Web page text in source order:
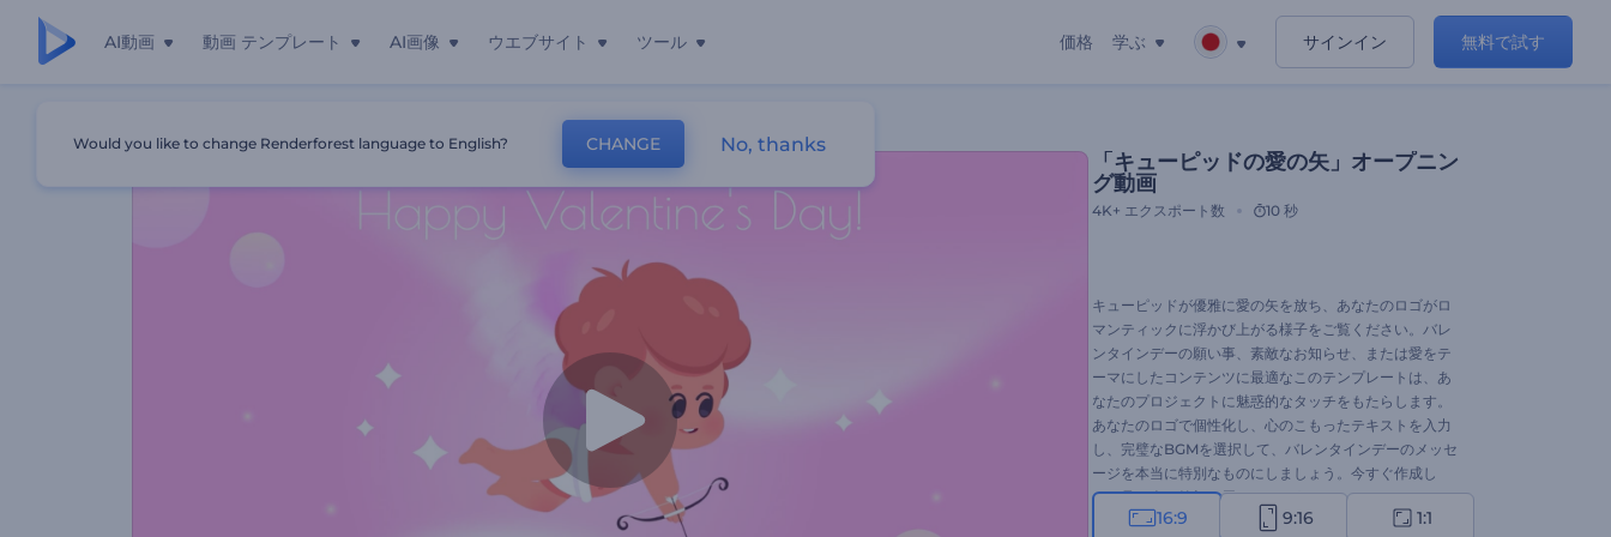
AI動画 動画 テンプレート AI画像 ウエブサイト ツール 価格 学ぶ サインイン 無料で試す
「キューピッドの愛の矢」オープニング動画
「キューピッドの愛の矢」オープニン
グ動画
4K+ エクスポート数 10 秒
キューピッドが優雅に愛の矢を放ち、あなたのロゴがロ
マンティックに浮かび上がる様子をご覧ください。バレ
ンタインデーの願い事、素敵なお知らせ、または愛をテ
ーマにしたコンテンツに最適なこのテンプレートは、あ
なたのプロジェクトに魅惑的なタッチをもたらします。
あなたのロゴで個性化し、心のこもったテキストを入力
し、完璧なBGMを選択して、バレンタインデーのメッセ
ージを本当に特別なものにしましょう。今すぐ作成し
て、見る人に笑顔を届けましょう！
16:9 9:16 1:1
Would you like to change Renderforest language to English? CHANGE No, thanks